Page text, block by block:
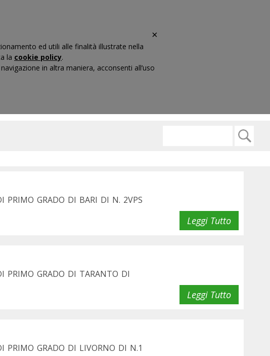
PRIMO GRADO DI BARI DI N. 2VPS
Leggi Tutto
PRIMO GRADO DI TARANTO DI
Leggi Tutto
PRIMO GRADO DI LIVORNO DI N.1
×
ed utili alle finalità illustrate nella
la cookie policy.
in altra maniera, acconsenti all’uso